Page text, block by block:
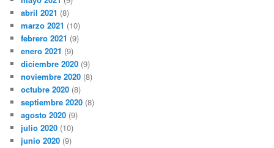
abril 2021 (8)
marzo 2021 (10)
febrero 2021 (9)
enero 2021 (9)
diciembre 2020 (9)
noviembre 2020 (8)
octubre 2020 (8)
septiembre 2020 (8)
agosto 2020 (9)
julio 2020 (10)
junio 2020 (9)